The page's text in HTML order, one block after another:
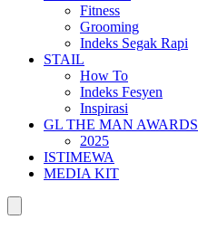
Fitness
Grooming
Indeks Segak Rapi
STAIL
How To
Indeks Fesyen
Inspirasi
GL THE MAN AWARDS
2025
ISTIMEWA
MEDIA KIT